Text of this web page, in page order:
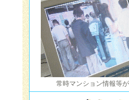
常時マンション情報等